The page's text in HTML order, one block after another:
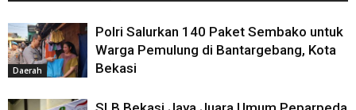
Daerah
Polri Salurkan 140 Paket Sembako untuk
Warga Pemulung di Bantargebang, Kota
Bekasi